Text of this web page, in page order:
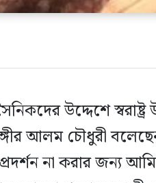
উদ্দেশে স্বরাষ্ট্র
আলম চৌধুরী
না করার জন্য